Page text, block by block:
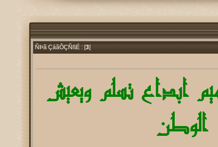
ÑÞã ÇáãÔÇÑßÉ : [
3]
ابداع تسلم ويعيش
الوطن